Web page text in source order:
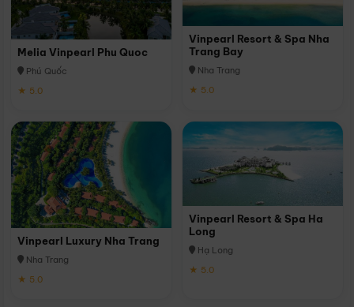
Melia Vinpearl Phu Quoc
Phú Quốc
★ 5.0
Vinpearl Resort & Spa Nha
Trang Bay
Nha Trang
★ 5.0
Vinpearl Luxury Nha Trang
Nha Trang
★ 5.0
Vinpearl Resort & Spa Ha
Long
Hạ Long
★ 5.0